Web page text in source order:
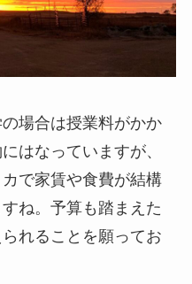
場合は授業料がかか
はなっていますが、
で家賃や食費が結構
ね。予算も踏まえた
れることを願ってお